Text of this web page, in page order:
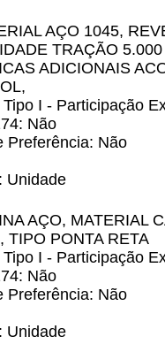
AÇO 1045,
TRAÇÃO
ADICIONAIS
I - Participação
Não
Preferência: Não
Unidade
AÇO, MATERIAL
TIPO PONTA RETA
I - Participação
Não
Preferência: Não
Unidade